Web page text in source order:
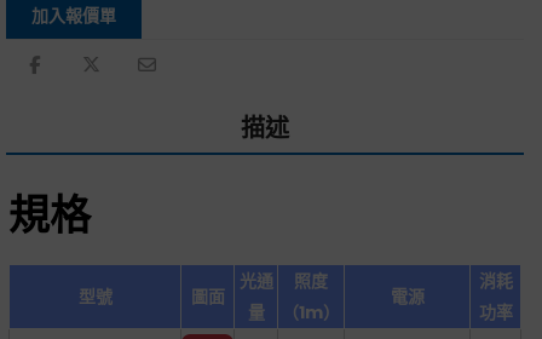
加入報價單
描述
規格
型號 圖面
光通
量
照度
（1m）
電源
消耗
功率